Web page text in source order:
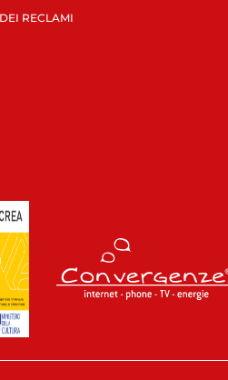
RECLAMI